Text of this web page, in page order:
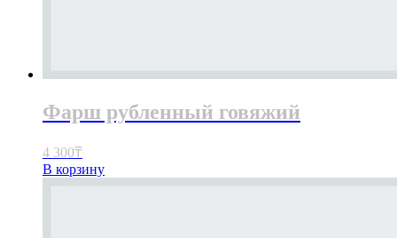
Фарш рубленный говяжий
4 300₸
В корзину